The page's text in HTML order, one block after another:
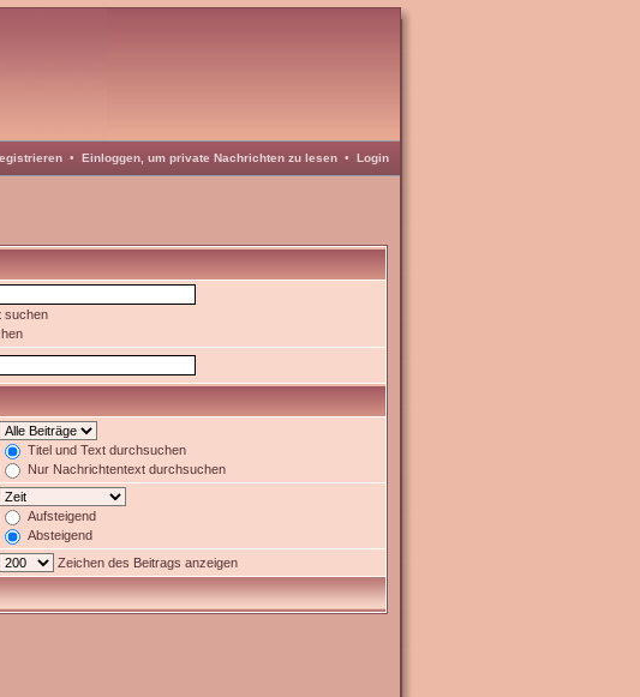
• Einloggen, um private Nachrichten zu lesen • Login
suchen
Titel und Text durchsuchen
Nur Nachrichtentext durchsuchen
Aufsteigend
Absteigend
Zeichen des Beitrags anzeigen